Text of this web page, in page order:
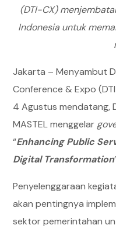
(DTI-CX)
Indonesia untuk
Jakarta – Menyambut
Conference & Expo
4 Agustus mendatang,
MASTEL menggelar
“Enhancing Public
Digital Transformation
Penyelenggaraan
akan pentingnya
sektor pemerintahan